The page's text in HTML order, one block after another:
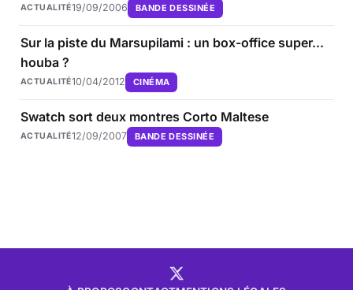
ACTUALITÉ19/09/2006 BANDE DESSINÉE
Sur la piste du Marsupilami : un box-office super...
houba ?
ACTUALITÉ10/04/2012 CINÉMA
Swatch sort deux montres Corto Maltese
ACTUALITÉ12/09/2007 BANDE DESSINÉE